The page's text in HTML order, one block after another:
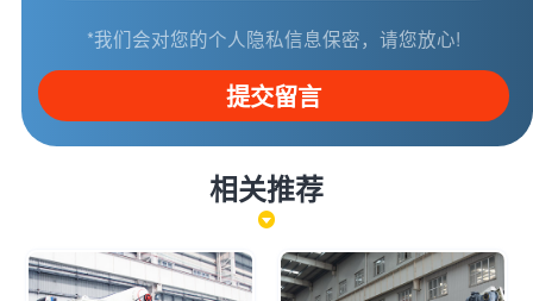
*我们会对您的个人隐私信息保密，请您放心!
提交留言
相关推荐